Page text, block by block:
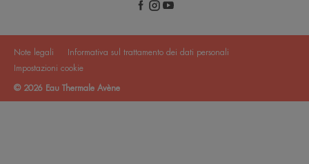
Note legali
Informativa sul trattamento dei dati personali
Impostazioni cookie
© 2026 Eau Thermale Avène